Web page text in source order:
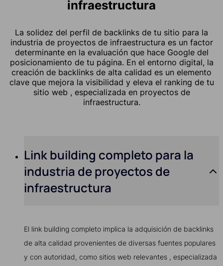
infraestructura
La solidez del perfil de backlinks de tu sitio para la
industria de proyectos de infraestructura es un factor
determinante en la evaluación que hace Google del
posicionamiento de tu página. En el entorno digital, la
creación de backlinks de alta calidad es un elemento
clave que mejora la visibilidad y eleva el ranking de tu
sitio web , especializada en proyectos de
infraestructura.
Link building completo para la
industria de proyectos de
infraestructura
El link building completo implica la adquisición de backlinks
de alta calidad provenientes de diversas fuentes populares
y con autoridad, como sitios web relevantes , especializada